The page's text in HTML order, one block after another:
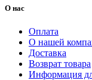
О нас
Оплата
О нашей
Доставка
Возврат товара
Информация